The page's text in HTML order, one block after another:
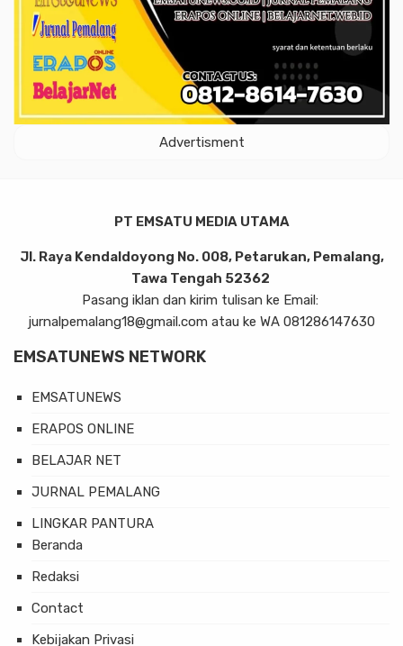
Advertisment
PT EMSATU MEDIA UTAMA
Jl. Raya Kendaldoyong No. 008, Petarukan, Pemalang,
Tawa Tengah 52362
Pasang iklan dan kirim tulisan ke Email:
jurnalpemalang18@gmail.com atau ke WA 081286147630
EMSATUNEWS NETWORK
EMSATUNEWS
ERAPOS ONLINE
BELAJAR NET
JURNAL PEMALANG
LINGKAR PANTURA
Beranda
Redaksi
Contact
Kebijakan Privasi